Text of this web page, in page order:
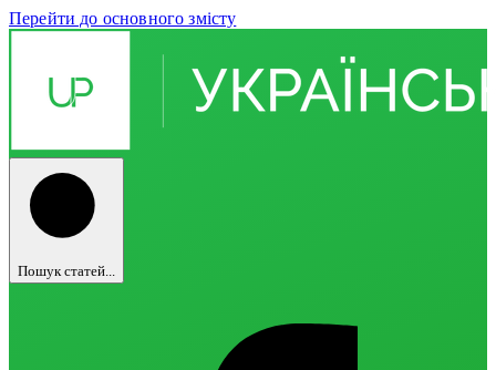
Перейти до основного змісту
Пошук статей...